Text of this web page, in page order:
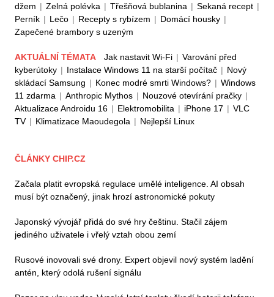
džem | Zelná polévka | Třešňová bublanina | Sekaná recept |
Perník | Lečo | Recepty s rybízem | Domácí housky |
Zapečené brambory s uzeným
AKTUÁLNÍ TÉMATA Jak nastavit Wi-Fi | Varování před
kyberútoky | Instalace Windows 11 na starší počítač | Nový
skládací Samsung | Konec modré smrti Windows? | Windows
11 zdarma | Anthropic Mythos | Nouzové otevírání pračky |
Aktualizace Androidu 16 | Elektromobilita | iPhone 17 | VLC
TV | Klimatizace Maoudegola | Nejlepší Linux
ČLÁNKY CHIP.CZ
Začala platit evropská regulace umělé inteligence. AI obsah
musí být označený, jinak hrozí astronomické pokuty
Japonský vývojář přidá do své hry češtinu. Stačil zájem
jediného uživatele i vřelý vztah obou zemí
Rusové inovovali své drony. Expert objevil nový systém ladění
antén, který odolá rušení signálu